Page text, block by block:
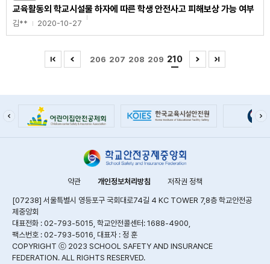
교육활동외 학교시설물 하자에 따른 학생 안전사고 피해보상 가능 여부
김** 2020-10-27
206 207 208 209 210
약관 개인정보처리방침 저작권 정책
[07238] 서울특별시 영등포구 국회대로74길 4 KC TOWER 7,8층 학교안전공
제중앙회
대표전화 : 02-793-5015, 학교안전콜센터: 1688-4900,
팩스번호 : 02-793-5016, 대표자 : 정 훈
COPYRIGHT ⓒ 2023 SCHOOL SAFETY AND INSURANCE
FEDERATION. ALL RIGHTS RESERVED.